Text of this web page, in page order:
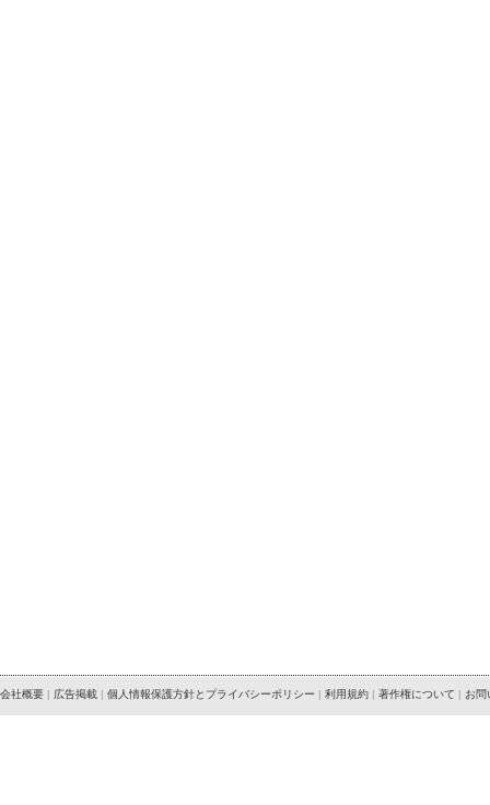
会社概要 | 広告掲載 | 個人情報保護方針とプライバシーポリシー | 利用規約 | 著作権について | お問